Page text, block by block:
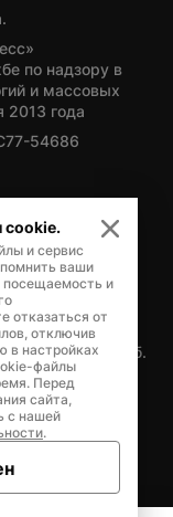
по надзору в
и массовых
2013 года
54686
Ямало-
д.1, каб.
cookie.
и сервис
ваши
посещаемость и
отказаться от
отключив
в настройках
файлы
Перед
сайта,
с нашей
.